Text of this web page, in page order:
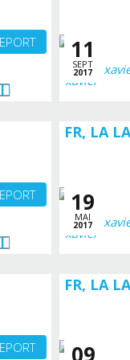
11
SEPT
2017
FR, LA
19
MAI
2017
FR, LA
09